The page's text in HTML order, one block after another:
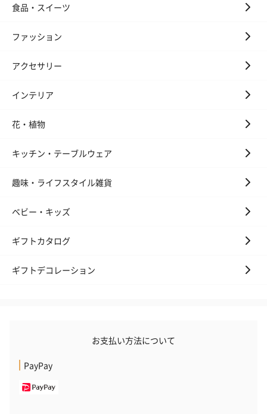
食品・スイーツ
ファッション
アクセサリー
インテリア
花・植物
キッチン・テーブルウェア
趣味・ライフスタイル雑貨
ベビー・キッズ
ギフトカタログ
ギフトデコレーション
お支払い方法について
PayPay